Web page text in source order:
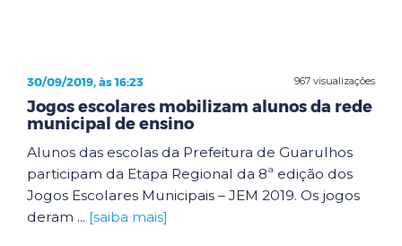
967 visualizações
30/09/2019, às 16:23
Jogos escolares mobilizam alunos da rede
municipal de ensino
Alunos das escolas da Prefeitura de Guarulhos
participam da Etapa Regional da 8ª edição dos
Jogos Escolares Municipais – JEM 2019. Os jogos
deram ... [saiba mais]